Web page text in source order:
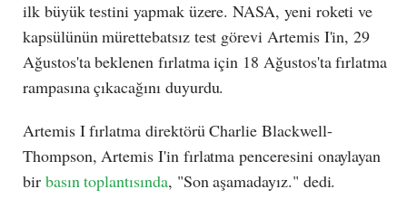
ilk büyük testini yapmak üzere. NASA, yeni roketi ve
kapsülünün mürettebatsız test görevi Artemis I'in, 29
Ağustos'ta beklenen fırlatma için 18 Ağustos'ta fırlatma
rampasına çıkacağını duyurdu.
Artemis I fırlatma direktörü Charlie Blackwell-
Thompson, Artemis I'in fırlatma penceresini onaylayan
bir basın toplantısında, "Son aşamadayız." dedi.